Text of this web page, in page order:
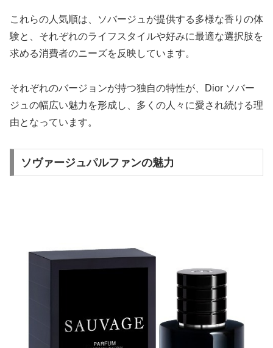
これらの人気順は、ソバージュが提供する多様な香りの体
験と、それぞれのライフスタイルや好みに最適な選択肢を
求める消費者のニーズを反映しています。
それぞれのバージョンが持つ独自の特性が、Dior ソバー
ジュの幅広い魅力を形成し、多くの人々に愛され続ける理
由となっています。
ソヴァージュパルファンの魅力